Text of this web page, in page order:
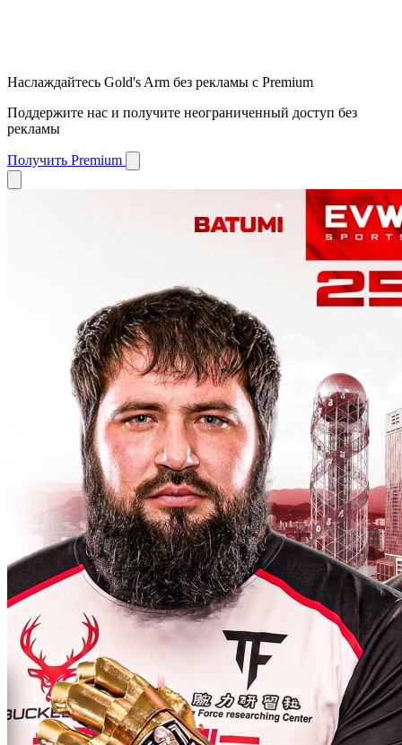
Наслаждайтесь Gold's Arm без рекламы с Premium
Поддержите нас и получите неограниченный доступ без
рекламы
Получить Premium